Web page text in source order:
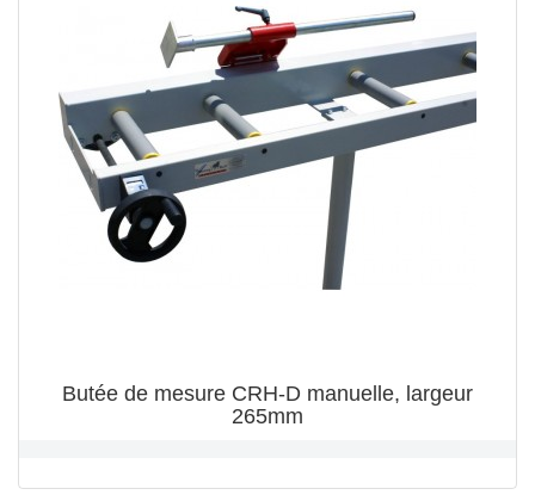
Butée de mesure CRH-D manuelle, largeur
265mm